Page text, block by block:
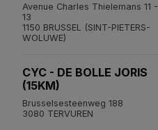
Avenue Charles Thielemans 11 -
13
1150 BRUSSEL (SINT-PIETERS-
WOLUWE)
CYC - DE BOLLE JORIS
(15KM)
Brusselsesteenweg 188
3080 TERVUREN